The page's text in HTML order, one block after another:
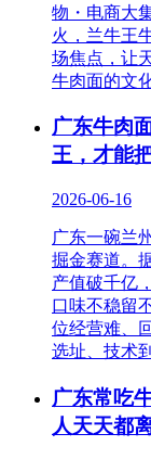
物・电商大
火，兰牛王
场焦点，让
牛肉面的文
广东牛肉
王，才能
2026-06-16
广东一碗兰
掘金赛道。
产值破千亿
口味不稳留
位经营难、
选址、技术
广东常吃
人天天都